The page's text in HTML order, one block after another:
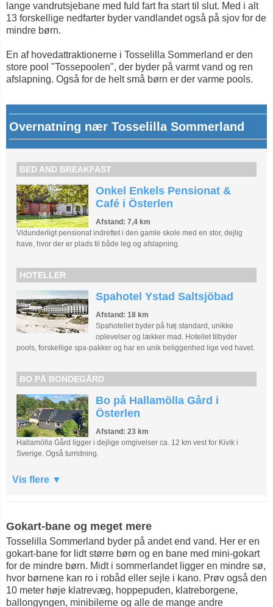
lange vandrutsjebane med fuld fart fra start til slut. Med i alt
13 forskellige nedfarter byder vandlandet også på sjov for de
mindre børn.
En af hovedattraktionerne i Tosselilla Sommerland er den
store pool "Tossepoolen", der byder på varmt vand og ren
afslapning. Også for de helt små børn er der varme pools.
Overnatning nær Tosselilla Sommerland
BED AND BREAKFAST
Onkel Enkels Pensionat &
Café i Österlen
Afstand: 7,4 km
Vidunderligt pensionat indrettet i den gamle skole med en stor, dejlig
have, hvor der er plads til både leg og afslapning.
HOTELLER
Spahotel Ystad Saltsjöbad
Afstand: 18 km
Spahotellet byder på høj standard, unikke
oplevelser og lækker mad. Hotellet tilbyder
pools, forskellige spa-pakker og har en unik beliggenhed lige ved havet.
BO PÅ BONDEGÅRD
Bo på Hallamölla Gård i
Österlen
Afstand: 23 km
Hallamölla Gård ligger i dejlige omgivelser ca. 12 km vest for Kivik i
Sverige. Også turridning.
Vis flere
Gokart-bane og meget mere
Tosselilla Sommerland byder på andet end vand. Her er en
gokart-bane for lidt større børn og en bane med mini-gokart
for de mindre børn. Midt i sommerlandet ligger en mindre sø,
hvor børnene kan ro i robåd eller sejle i kano. Prøv også den
10 meter høje klatrevæg, hoppepuden, klatreborgene,
ballongyngen, minibilerne og alle de mange andre